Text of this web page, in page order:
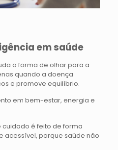
em saúde
a forma de olhar para a
quando a doença
e promove equilíbrio.
em bem-estar, energia e
cuidado é feito de forma
acessível, porque saúde não